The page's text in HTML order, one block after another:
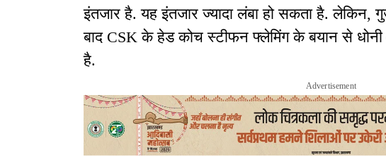
इंतजार है. यह इंतजार ज्यादा लंबा हो सकता है.
बाद CSK के हेड कोच स्टीफन फ्लेमिंग के बयान से
है.
Advertisement